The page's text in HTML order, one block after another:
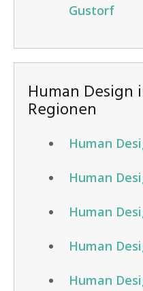
Gustorf
Human Design
Regionen
Human
Human
Human
Human
Human